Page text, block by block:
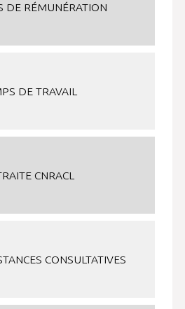
DE RÉMUNÉRATION
DE TRAVAIL
CNRACL
CONSULTATIVES